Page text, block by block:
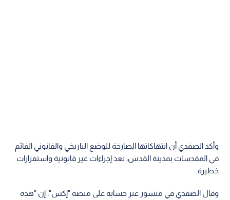
وأكد الصفدي أن انتهاكاتها الصارخة للوضع التاريخي والقانوني القائم
في المقدسات بمدينة القدس، تعد إجراءات غير قانونية واستفزازات
خطيرة.
وقال الصفدي في منشور عبر حسابه على منصة "إكس"، إن "هذه